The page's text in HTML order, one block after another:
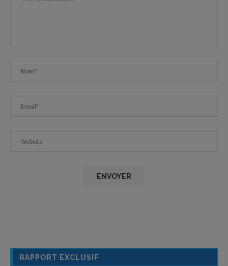
RAPPORT EXCLUSIF